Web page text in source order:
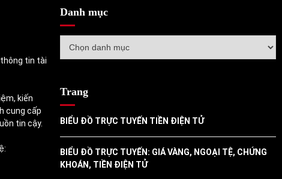
tin tài
kiến
cung cấp
tin cậy.
Danh mục
mục
Trang
BIỂU ĐỒ TRỰC TUYẾN TIỀN ĐIỆN TỬ
BIỂU ĐỒ TRỰC TUYẾN: GIÁ VÀNG, NGOẠI TỆ, CHỨNG
KHOÁN, TIỀN ĐIỆN TỬ